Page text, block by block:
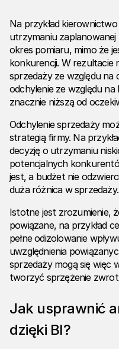
Na przykład
utrzymaniu zaplanowanej
okres pomiaru, mimo że
konkurencji. W rezultacie
sprzedaży ze względu na
odchylenie ze względu
znacznie niższą od
Odchylenie sprzedaży
strategią firmy. Na
decyzję o utrzymaniu
potencjalnych
jest, a budżet nie
duża różnica w sprzedaży.
Istotne jest zrozumienie,
powiązane, na przykład
pełne odizolowanie
uwzględnienia
sprzedaży mogą się więc
tworzyć sprzężenie
Jak usprawnić
dzięki BI?